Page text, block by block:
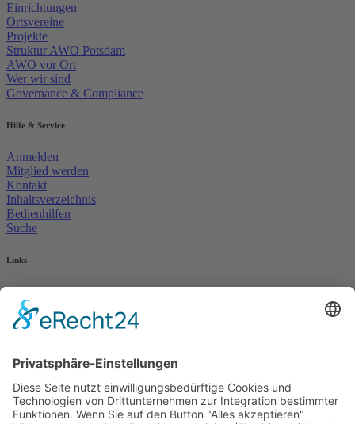
Einrichtungen
Ortsvereine
Projekte
Struktur AWO Potsdam
AWO vor Ort
Wer wir sind
Governance & Compliance
Hilfe & Service
Anmelden
Mitglied werden
Kontakt
Inhaltsverzeichnis
Bedienhilfen
Suche
Links
AWO Jobportal
AWO Ehrenamt Portal
AWO Schulgesundheitsfachkräfte
AWO Pflegeberatung
AWO Kulturhaus Babelsberg
Arbeit mit Behinderung
AWO Büro Kindermut